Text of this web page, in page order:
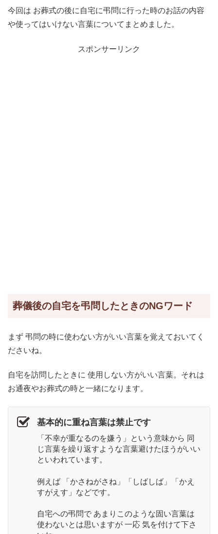
今回は お葬式の後に自宅に弔問に行った時のお話の内容
や使ってはいけない言葉についてまとめました。
スポンサーリンク
葬儀後の自宅を弔問したときのNGワード
まず 弔問の時に使わない方がいい言葉を覚えておいてく
ださいね。
自宅を訪問したときに 使用しない方がいい言葉。それは
お通夜やお葬式の時と一緒になります。
基本的に重ね言葉は禁止です
「不幸が重なるのを嫌う」という意味から 同
じ言葉を繰り返すような言葉避けたほうがいい
といわれています。
例えば 「かさねがさね」「しばしば」「かえ
すがえす」などです。
自宅への弔問で あまりこのような固い言葉は
使わないとは思いますが 一応 気を付けて下さ